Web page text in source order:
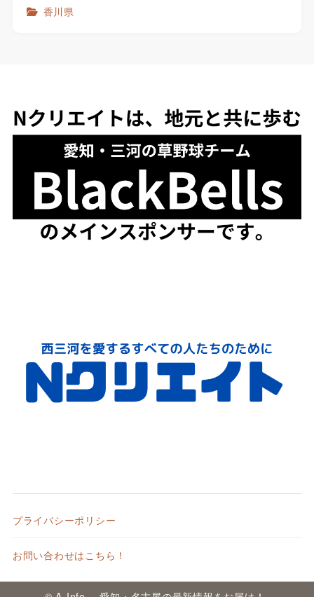
香川県
プライバシーポリシー
お問い合わせはこちら！